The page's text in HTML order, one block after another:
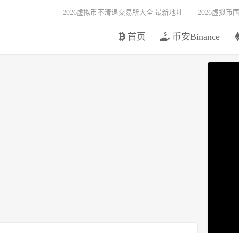
首页 币安Binance
2026虚拟币不清退交易所大全 最新地址 2026虚拟币